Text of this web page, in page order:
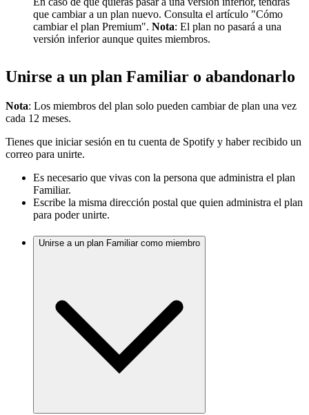
que cambiar a un plan nuevo. Consulta el artículo "Cómo
cambiar el plan Premium". Nota: El plan no pasará a una
versión inferior aunque quites miembros.
Unirse a un plan Familiar o abandonarlo
Nota: Los miembros del plan solo pueden cambiar de plan una vez
cada 12 meses.
Tienes que iniciar sesión en tu cuenta de Spotify y haber recibido un
correo para unirte.
Es necesario que vivas con la persona que administra el plan
Familiar.
Escribe la misma dirección postal que quien administra el plan
para poder unirte.
Unirse a un plan Familiar como miembro